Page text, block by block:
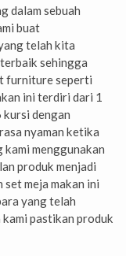
dalam sebuah
buat
telah kita
sehingga
furniture seperti
ini terdiri dari 1
kursi dengan
nyaman ketika
kami menggunakan
produk menjadi
set meja makan ini
yang telah
pastikan produk